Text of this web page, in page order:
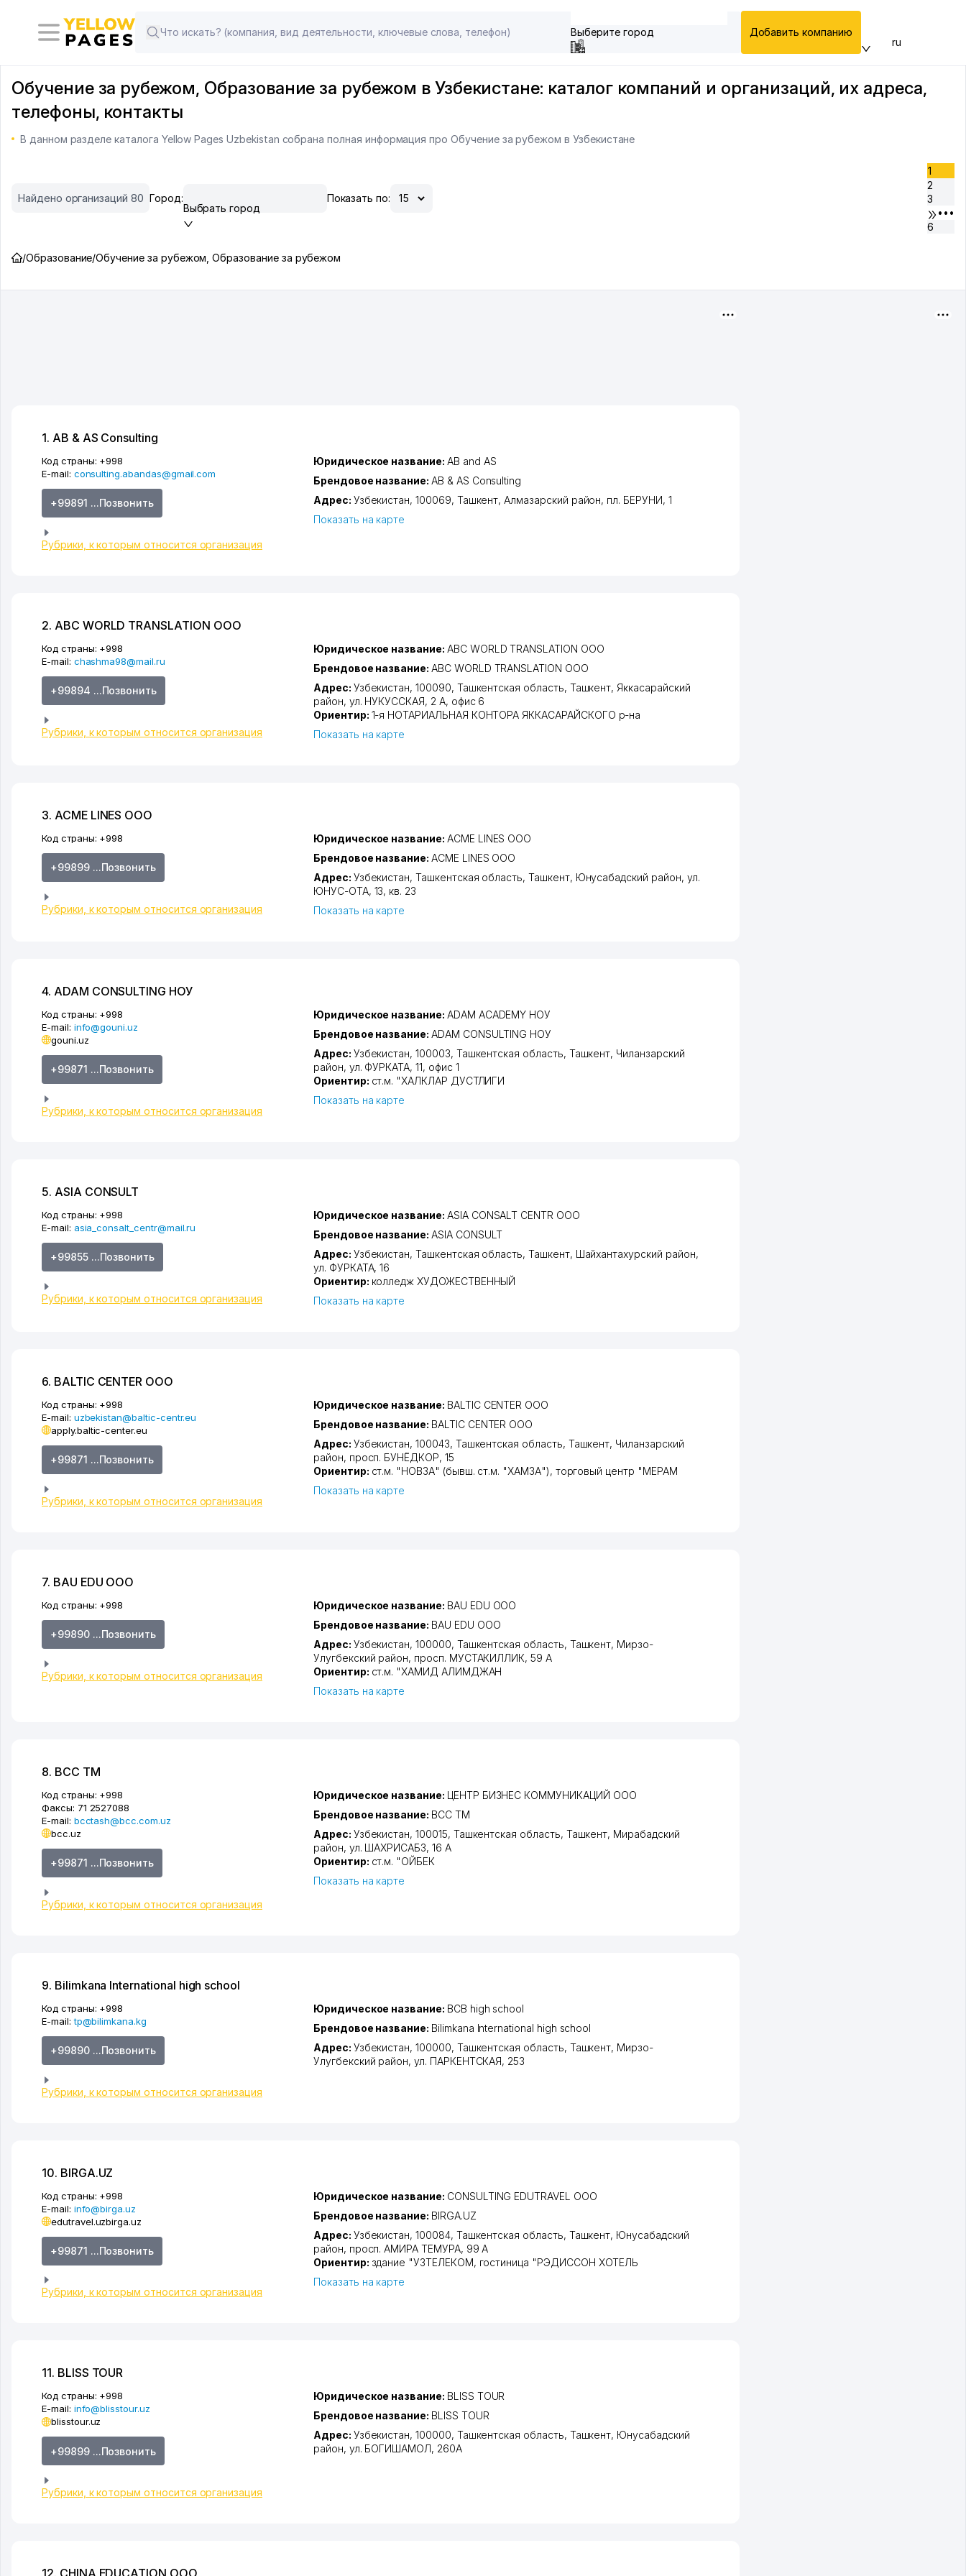
Выберите город Добавить компанию
ru
Обучение за рубежом, Образование за рубежом в Узбекистане: каталог компаний и организаций, их адреса,
телефоны, контакты
В данном разделе каталога Yellow Pages Uzbekistan собрана полная информация про Обучение за рубежом в Узбекистане
Найдено организаций 80 Город:
Выбрать город
Показать по:
1
2
3
•••
6
/Образование/Обучение за рубежом, Образование за рубежом
1. AB & AS Consulting
Код страны: +998
E-mail: consulting.abandas@gmail.com
+99891 ...Позвонить
Рубрики, к которым относится организация
Юридическое название: AB and AS
Брендовое название: AB & AS Consulting
Адрес: Узбекистан, 100069, Ташкент,Алмазарский район, пл. БЕРУНИ, 1
Показать на карте
2. ABC WORLD TRANSLATION ООО
Код страны: +998
E-mail: chashma98@mail.ru
+99894 ...Позвонить
Рубрики, к которым относится организация
Юридическое название: ABC WORLD TRANSLATION ООО
Брендовое название: ABC WORLD TRANSLATION ООО
Адрес: Узбекистан, 100090, Ташкентская область, Ташкент, Яккасарайский
район, ул. НУКУССКАЯ, 2 А, офис 6
Ориентир: 1-я НОТАРИАЛЬНАЯ КОНТОРА ЯККАСАРАЙСКОГО р-на
Показать на карте
3. ACME LINES ООО
Код страны: +998
+99899 ...Позвонить
Рубрики, к которым относится организация
Юридическое название: ACME LINES ООО
Брендовое название: ACME LINES ООО
Адрес: Узбекистан,Ташкентская область,Ташкент, Юнусабадский район, ул.
ЮНУС-ОТА, 13, кв. 23
Показать на карте
4. ADAM CONSULTING НОУ
Код страны: +998
E-mail: info@gouni.uz
gouni.uz
+99871 ...Позвонить
Рубрики, к которым относится организация
Юридическое название: ADAM ACADEMY НОУ
Брендовое название: ADAM CONSULTING НОУ
Адрес: Узбекистан, 100003, Ташкентская область, Ташкент, Чиланзарский
район, ул. ФУРКАТА, 11, офис 1
Ориентир: ст.м. "ХАЛКЛАР ДУСТЛИГИ
Показать на карте
5. ASIA CONSULT
Код страны: +998
E-mail: asia_consalt_centr@mail.ru
+99855 ...Позвонить
Рубрики, к которым относится организация
Юридическое название: ASIA CONSALT CENTR ООО
Брендовое название: ASIA CONSULT
Адрес: Узбекистан,Ташкентская область,Ташкент, Шайхантахурский район,
ул. ФУРКАТА, 16
Ориентир: колледж ХУДОЖЕСТВЕННЫЙ
Показать на карте
6. BALTIC CENTER ООО
Код страны: +998
E-mail: uzbekistan@baltic-centr.eu
apply.baltic-center.eu
+99871 ...Позвонить
Рубрики, к которым относится организация
Юридическое название: BALTIC CENTER ООО
Брендовое название: BALTIC CENTER ООО
Адрес: Узбекистан, 100043, Ташкентская область, Ташкент, Чиланзарский
район, просп. БУНЁДКОР, 15
Ориентир: ст.м. "НОВЗА" (бывш. ст.м. "ХАМЗА"), торговый центр "МЕРАМ
Показать на карте
7. BAU EDU ООО
Код страны: +998
+99890 ...Позвонить
Рубрики, к которым относится организация
Юридическое название: BAU EDU ООО
Брендовое название: BAU EDU ООО
Адрес: Узбекистан, 100000, Ташкентская область, Ташкент, Мирзо-
Улугбекский район, просп. МУСТАКИЛЛИК, 59 А
Ориентир: ст.м. "ХАМИД АЛИМДЖАН
Показать на карте
8. BCC ТМ
Код страны: +998
Факсы: 71 2527088
E-mail: bcctash@bcc.com.uz
bcc.uz
+99871 ...Позвонить
Рубрики, к которым относится организация
Юридическое название: ЦЕНТР БИЗНЕС КОММУНИКАЦИЙ ООО
Брендовое название: BCC ТМ
Адрес: Узбекистан, 100015, Ташкентская область, Ташкент, Мирабадский
район, ул. ШАХРИСАБЗ, 16 А
Ориентир: ст.м. "ОЙБЕК
Показать на карте
9. Bilimkana International high school
Код страны: +998
E-mail:tp@bilimkana.kg
+99890 ...Позвонить
Рубрики, к которым относится организация
Юридическое название: ВСВ high school
Брендовое название: Bilimkana International high school
Адрес: Узбекистан, 100000, Ташкентская область, Ташкент, Мирзо-
Улугбекский район,ул. ПАРКЕНТСКАЯ, 253
10. BIRGA.UZ
Код страны: +998
E-mail: info@birga.uz
edutravel.uzbirga.uz
+99871 ...Позвонить
Рубрики, к которым относится организация
Юридическое название: CONSULTING EDUTRAVEL ООО
Брендовое название: BIRGA.UZ
Адрес: Узбекистан, 100084, Ташкентская область, Ташкент, Юнусабадский
район, просп. АМИРА ТЕМУРА, 99 А
Ориентир: здание "УЗТЕЛЕКОМ, гостиница "РЭДИССОН ХОТЕЛЬ
Показать на карте
11. BLISS TOUR
Код страны: +998
E-mail: info@blisstour.uz
blisstour.uz
+99899 ...Позвонить
Рубрики, к которым относится организация
Юридическое название: BLISS TOUR
Брендовое название: BLISS TOUR
Адрес: Узбекистан, 100000, Ташкентская область, Ташкент, Юнусабадский
район, ул. БОГИШАМОЛ, 260А